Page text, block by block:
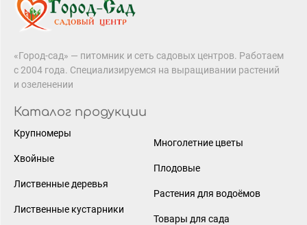
«Город-сад» — питомник и сеть садовых центров. Работаем
с 2004 года. Специализируемся на выращивании растений
и озеленении
Каталог продукции
Крупномеры
Хвойные
Лиственные деревья
Лиственные кустарники
Многолетние цветы
Плодовые
Растения для водоёмов
Товары для сада